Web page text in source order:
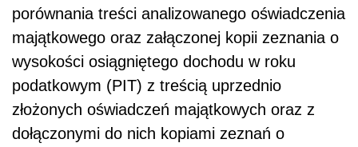
porównania treści analizowanego oświadczenia
majątkowego oraz załączonej kopii zeznania o
wysokości osiągniętego dochodu w roku
podatkowym (PIT) z treścią uprzednio
złożonych oświadczeń majątkowych oraz z
dołączonymi do nich kopiami zeznań o